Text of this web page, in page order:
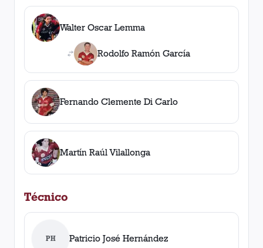
Walter Oscar Lemma
Rodolfo Ramón García
Fernando Clemente Di Carlo
Martín Raúl Vilallonga
Técnico
PH Patricio José Hernández